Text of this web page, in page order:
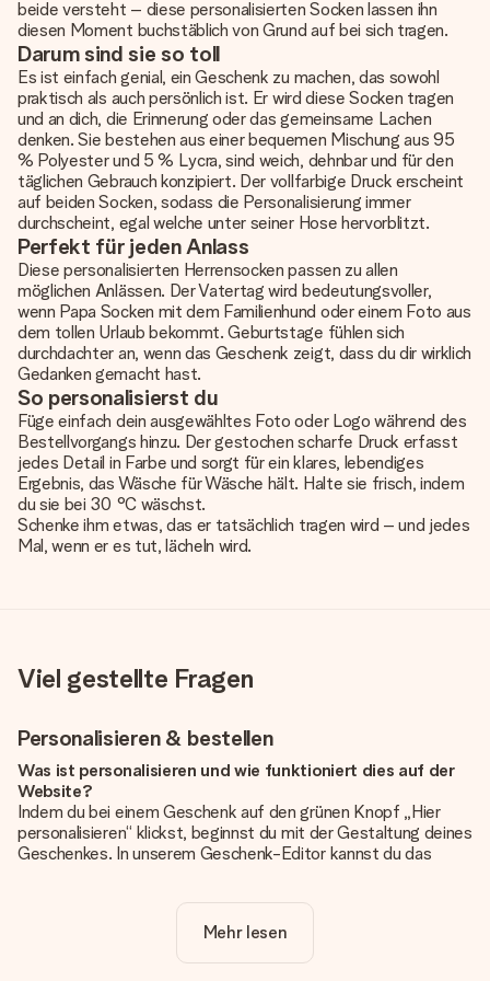
beide versteht – diese personalisierten Socken lassen ihn
diesen Moment buchstäblich von Grund auf bei sich tragen.
Darum sind sie so toll
Es ist einfach genial, ein Geschenk zu machen, das sowohl
praktisch als auch persönlich ist. Er wird diese Socken tragen
und an dich, die Erinnerung oder das gemeinsame Lachen
denken. Sie bestehen aus einer bequemen Mischung aus 95
% Polyester und 5 % Lycra, sind weich, dehnbar und für den
täglichen Gebrauch konzipiert. Der vollfarbige Druck erscheint
auf beiden Socken, sodass die Personalisierung immer
durchscheint, egal welche unter seiner Hose hervorblitzt.
Perfekt für jeden Anlass
Diese personalisierten Herrensocken passen zu allen
möglichen Anlässen. Der Vatertag wird bedeutungsvoller,
wenn Papa Socken mit dem Familienhund oder einem Foto aus
dem tollen Urlaub bekommt. Geburtstage fühlen sich
durchdachter an, wenn das Geschenk zeigt, dass du dir wirklich
Gedanken gemacht hast.
So personalisierst du
Füge einfach dein ausgewähltes Foto oder Logo während des
Bestellvorgangs hinzu. Der gestochen scharfe Druck erfasst
jedes Detail in Farbe und sorgt für ein klares, lebendiges
Ergebnis, das Wäsche für Wäsche hält. Halte sie frisch, indem
du sie bei 30 °C wäschst.
Schenke ihm etwas, das er tatsächlich tragen wird – und jedes
Mal, wenn er es tut, lächeln wird.
Viel gestellte Fragen
Personalisieren & bestellen
Was ist personalisieren und wie funktioniert dies auf der
Website?
Indem du bei einem Geschenk auf den grünen Knopf „Hier
personalisieren“ klickst, beginnst du mit der Gestaltung deines
Geschenkes. In unserem Geschenk-Editor kannst du das
noch eines unserer angebotenen Designs, um deinem
Geschenk die perfekte Ausstrahlung zu verleihen.
Mehr lesen